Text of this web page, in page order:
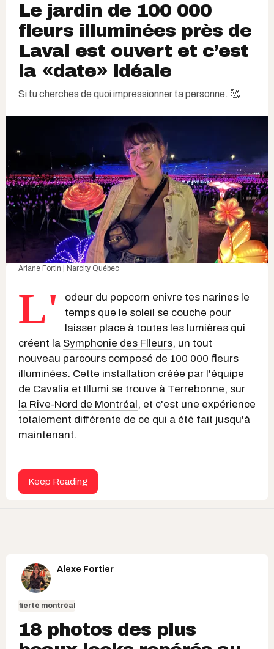
Le jardin de 100 000
fleurs illuminées près de
Laval est ouvert et c’est
la «date» idéale
Si tu cherches de quoi impressionner ta personne. 🥰
Ariane Fortin | Narcity Québec
L'
odeur du popcorn enivre tes narines le
temps que le soleil se couche pour
laisser place à toutes les lumières qui
créent la Symphonie des Flleurs, un tout
nouveau parcours composé de 100 000 fleurs
illuminées. Cette installation créée par l'équipe
de Cavalia et Illumi se trouve à Terrebonne, sur
la Rive-Nord de Montréal, et c'est une expérience
totalement différente de ce qui a été fait jusqu'à
maintenant.
Keep Reading
Alexe Fortier
fierté montréal
18 photos des plus